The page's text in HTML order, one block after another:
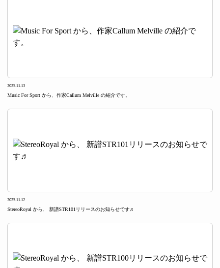
2025.11.13
Music For Sport から、作家Callum Melville の紹介です。
2025.11.12
StereoRoyal から、 新譜STR101リリースのお知らせです♬